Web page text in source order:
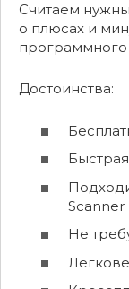
Считаем
о плюсах и
Достоинства:
Scanner
Не